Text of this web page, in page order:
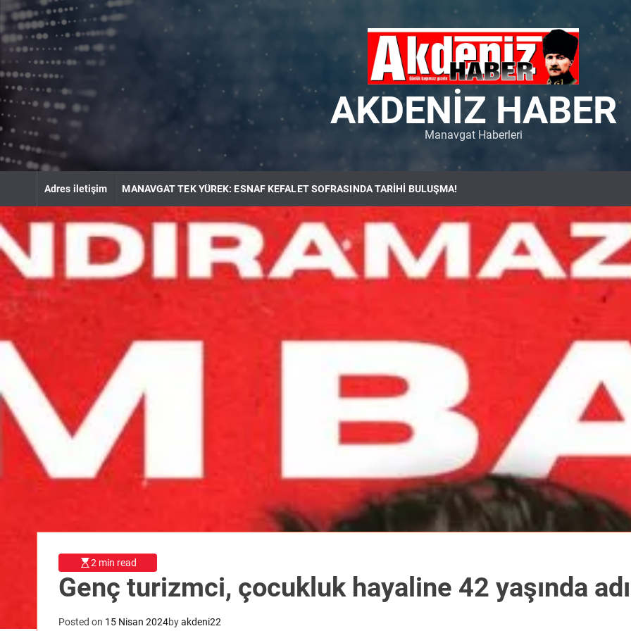
k
t
c
o
n
e
AKDENIZ HABER
Manavgat Haberleri
Adres iletişim MANAVGAT TEK YÜREK: ESNAF KEFALET SOFRASINDA TARİHİ BULUŞMA!
2 min read
Genç turizmci, çocukluk hayaline 42 yaşında
Posted on 15 Nisan 2024byakdeni22